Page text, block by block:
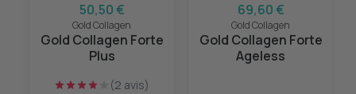
50,50 €
Gold Collagen
Gold Collagen Forte
Plus
(2 avis)
69,60 €
Gold Collagen
Gold Collagen Forte
Ageless